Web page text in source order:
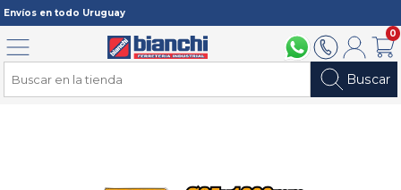
Envíos en todo Uruguay
094 211 1122902 2902Mi cuenta
0
Buscar
Menú